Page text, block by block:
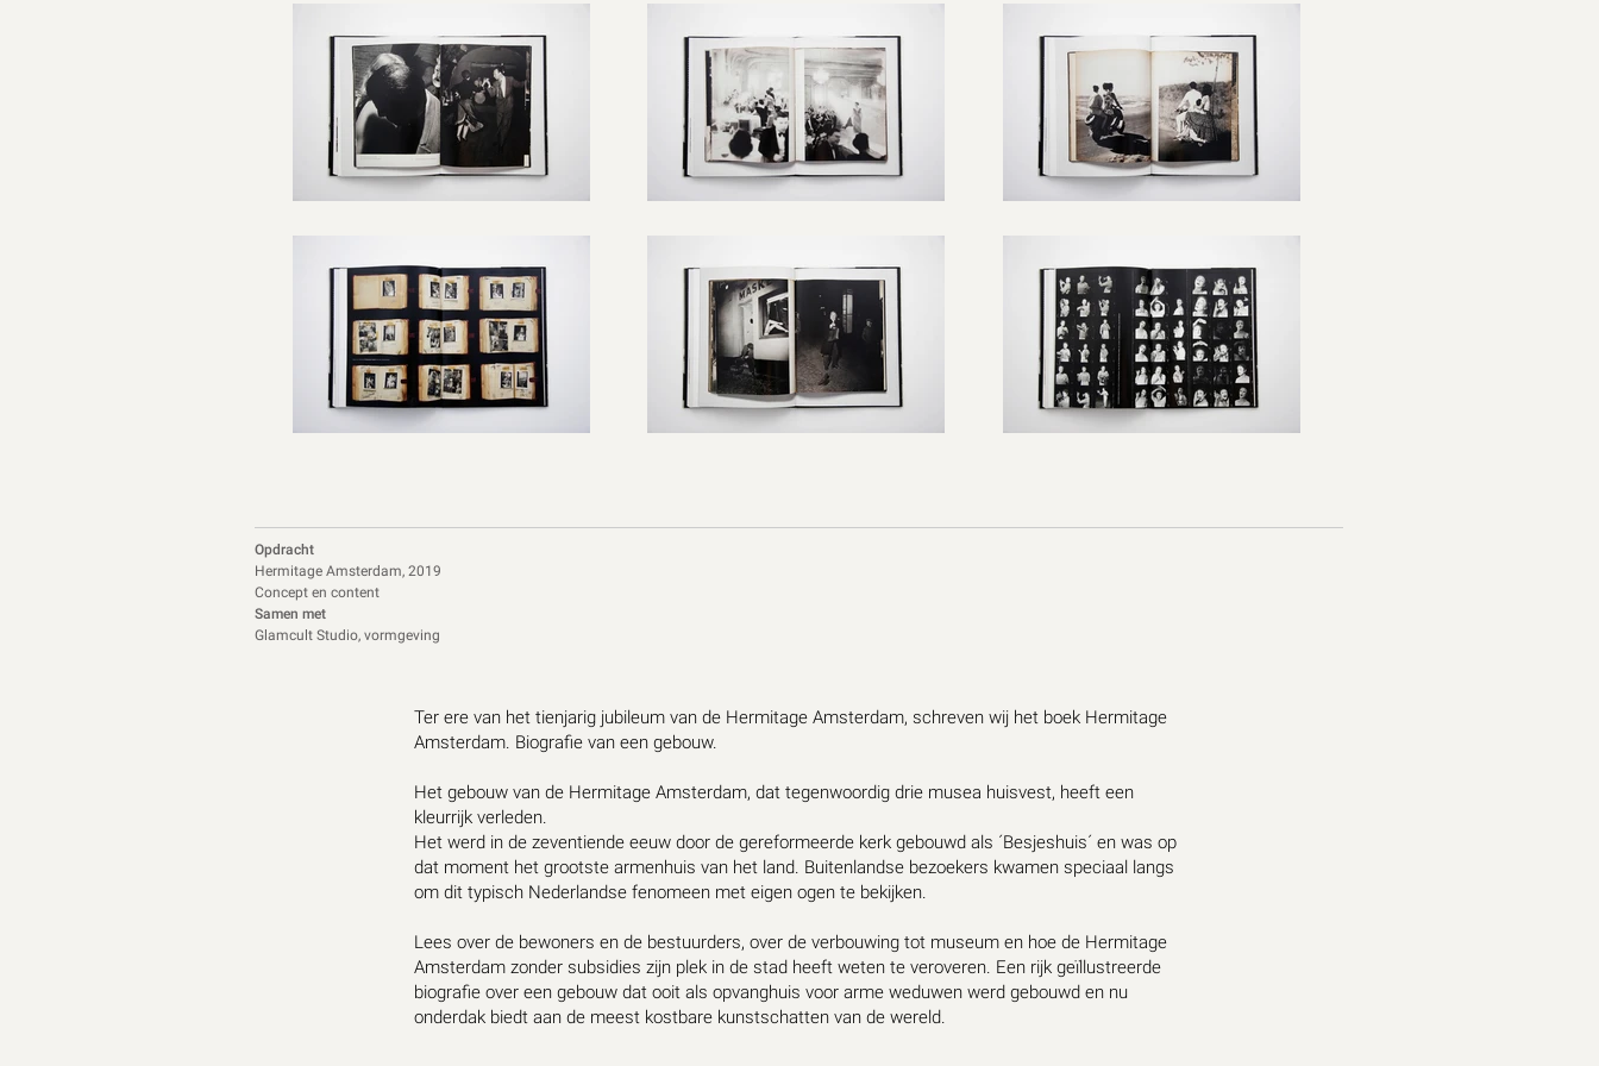
Opdracht
Hermitage Amsterdam, 2019
Concept en content
Samen met
Glamcult Studio, vormgeving
Ter ere van het tienjarig jubileum van de Hermitage Amsterdam, schreven wij het boek Hermitage
Amsterdam. Biografie van een gebouw.
Het gebouw van de Hermitage Amsterdam, dat tegenwoordig drie musea huisvest, heeft een
kleurrijk verleden.
Het werd in de zeventiende eeuw door de gereformeerde kerk gebouwd als ´Besjeshuis´ en was op
dat moment het grootste armenhuis van het land. Buitenlandse bezoekers kwamen speciaal langs
om dit typisch Nederlandse fenomeen met eigen ogen te bekijken.
Lees over de bewoners en de bestuurders, over de verbouwing tot museum en hoe de Hermitage
Amsterdam zonder subsidies zijn plek in de stad heeft weten te veroveren. Een rijk geïllustreerde
biografie over een gebouw dat ooit als opvanghuis voor arme weduwen werd gebouwd en nu
onderdak biedt aan de meest kostbare kunstschatten van de wereld.